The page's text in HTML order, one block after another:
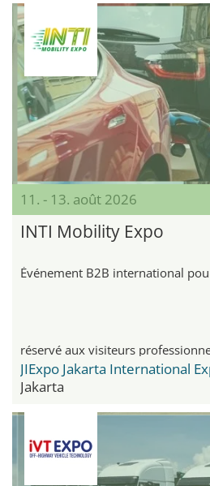
11. - 13. août 2026
INTI Mobility Expo
Événement B2B international
réservé aux visiteurs
JIExpo Jakarta International
Jakarta